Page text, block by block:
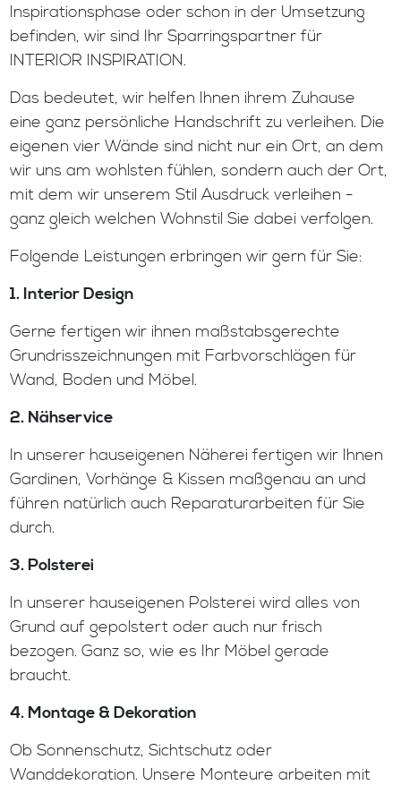
Inspirationsphase oder schon in der Umsetzung
befinden, wir sind Ihr Sparringspartner für
INTERIOR INSPIRATION.
Das bedeutet, wir helfen Ihnen ihrem Zuhause
eine ganz persönliche Handschrift zu verleihen. Die
eigenen vier Wände sind nicht nur ein Ort, an dem
wir uns am wohlsten fühlen, sondern auch der Ort,
mit dem wir unserem Stil Ausdruck verleihen -
ganz gleich welchen Wohnstil Sie dabei verfolgen.
Folgende Leistungen erbringen wir gern für Sie:
1. Interior Design
Gerne fertigen wir ihnen maßstabsgerechte
Grundrisszeichnungen mit Farbvorschlägen für
Wand, Boden und Möbel.
2. Nähservice
In unserer hauseigenen Näherei fertigen wir Ihnen
Gardinen, Vorhänge & Kissen maßgenau an und
führen natürlich auch Reparaturarbeiten für Sie
durch.
3. Polsterei
In unserer hauseigenen Polsterei wird alles von
Grund auf gepolstert oder auch nur frisch
bezogen. Ganz so, wie es Ihr Möbel gerade
braucht.
4. Montage & Dekoration
Ob Sonnenschutz, Sichtschutz oder
Wanddekoration. Unsere Monteure arbeiten mit